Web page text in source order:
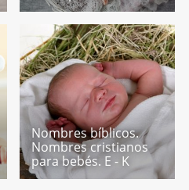
Nombres bíblicos.
Nombres cristianos
para bebés. E - K